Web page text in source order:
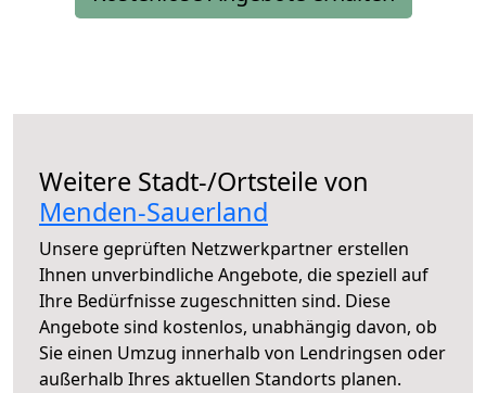
Weitere Stadt-/Ortsteile von
Menden-Sauerland
Unsere geprüften Netzwerkpartner erstellen
Ihnen unverbindliche Angebote, die speziell auf
Ihre Bedürfnisse zugeschnitten sind. Diese
Angebote sind kostenlos, unabhängig davon, ob
Sie einen Umzug innerhalb von Lendringsen oder
außerhalb Ihres aktuellen Standorts planen.